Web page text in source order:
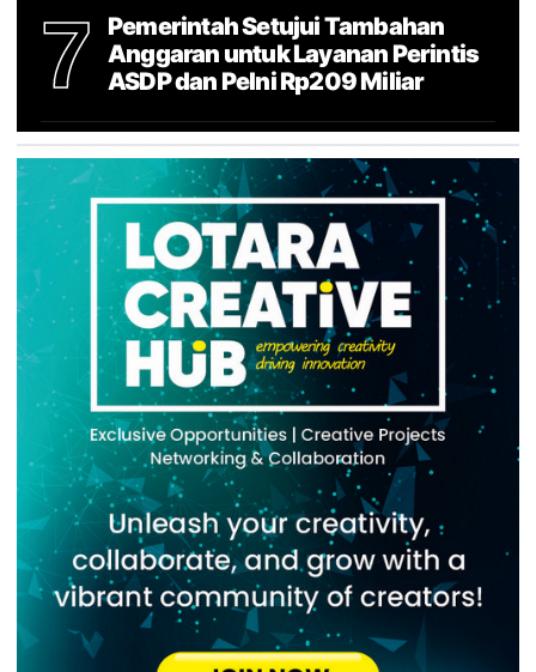
7
Pemerintah Setujui Tambahan
Anggaran untuk Layanan Perintis
ASDP dan Pelni Rp209 Miliar